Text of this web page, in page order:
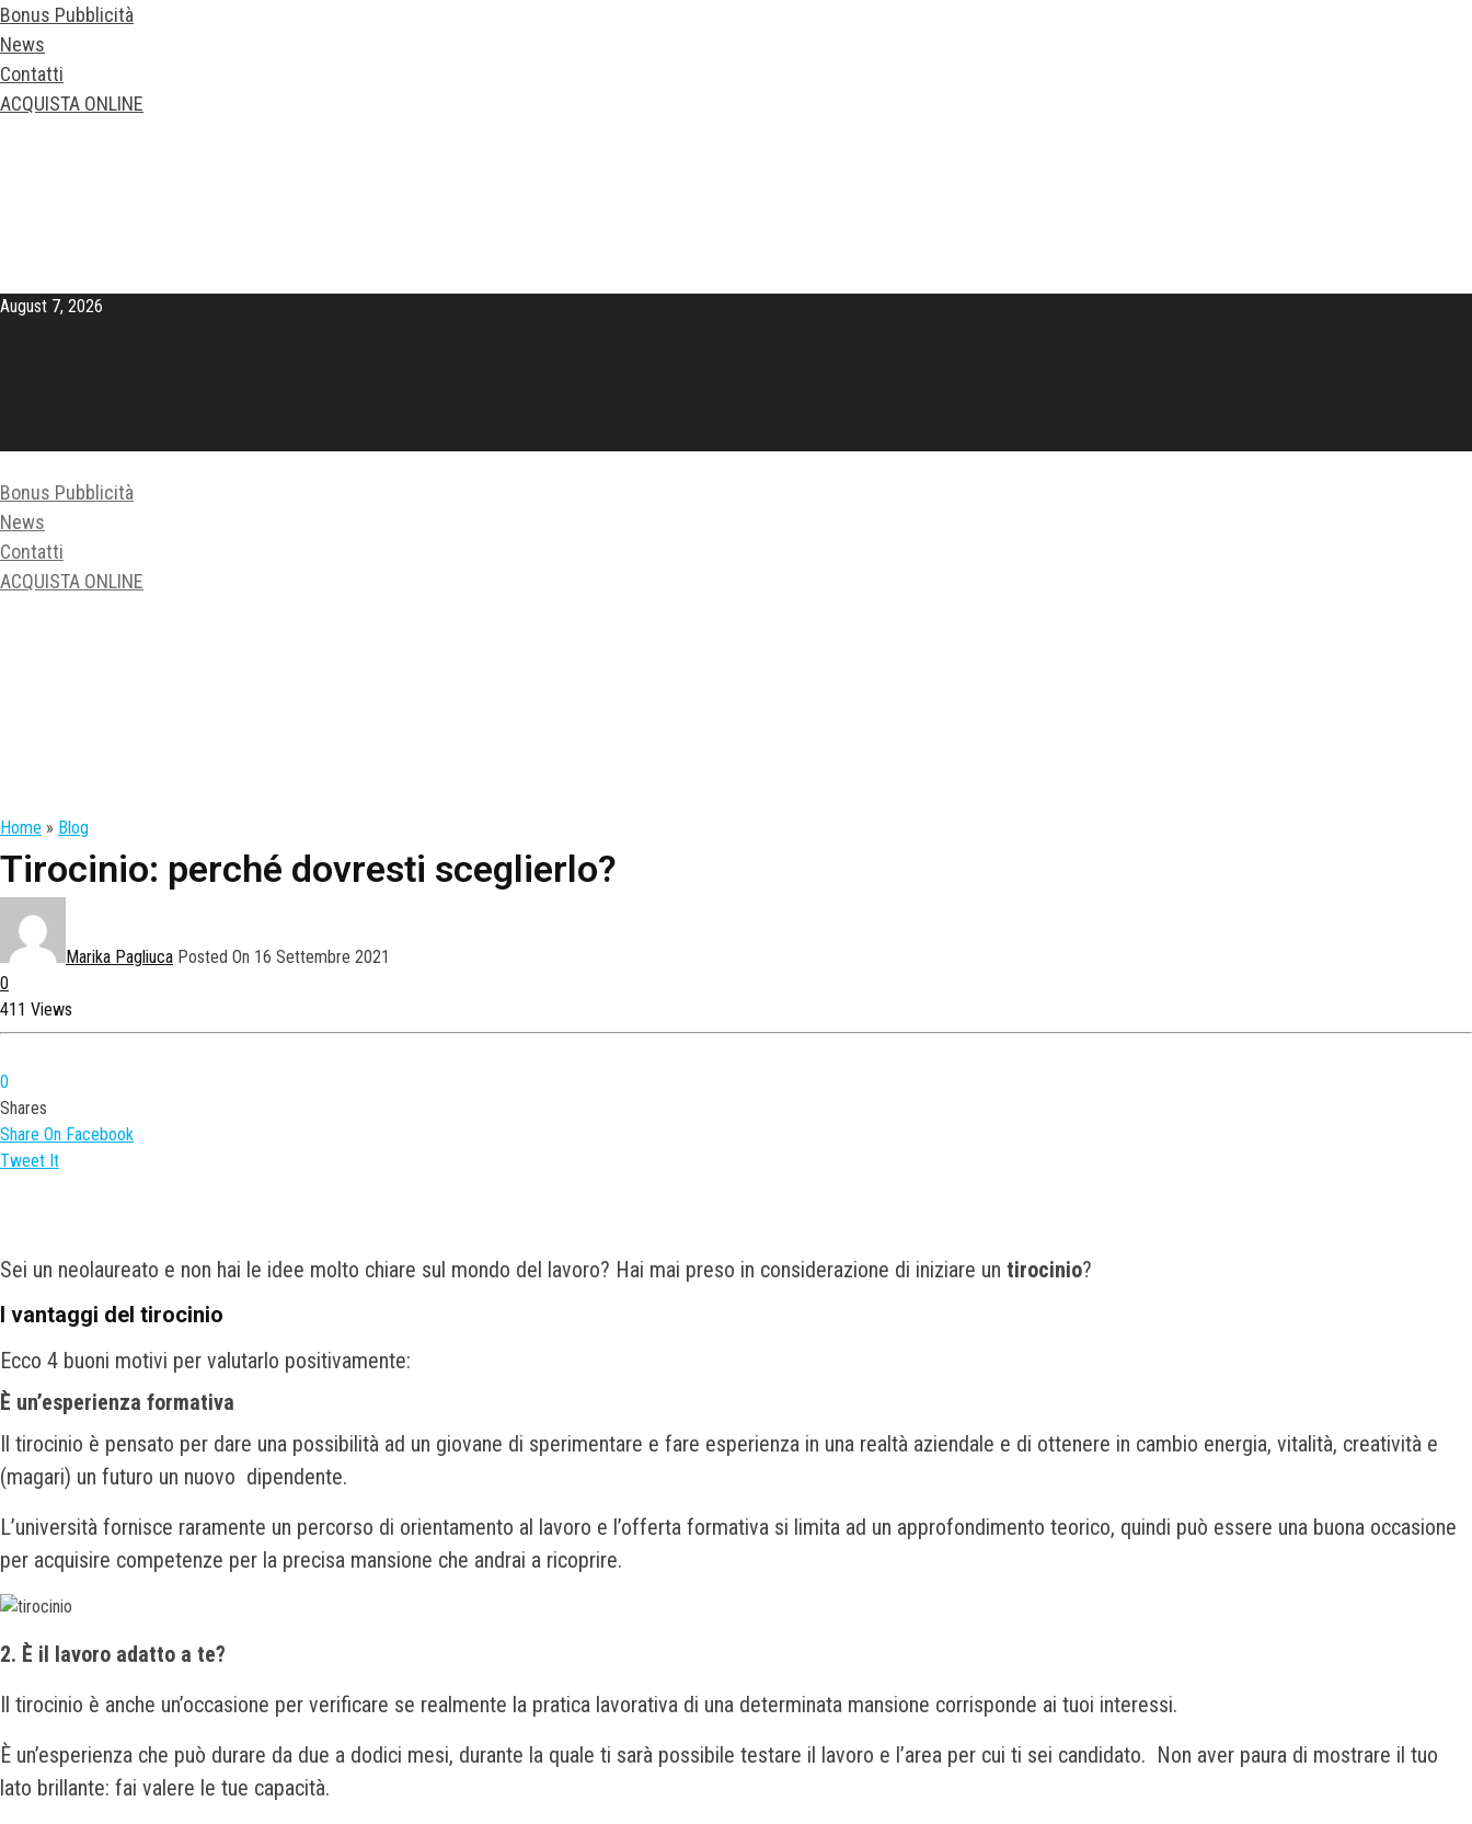
Bonus Pubblicità
News
Contatti
ACQUISTA ONLINE
August 7, 2026
Bonus Pubblicità
News
Contatti
ACQUISTA ONLINE
Home » Blog
Tirocinio: perché dovresti sceglierlo?
Marika Pagliuca Posted On 16 Settembre 2021
0
411 Views
0
Shares
Share On Facebook
Tweet It
Sei un neolaureato e non hai le idee molto chiare sul mondo del lavoro? Hai mai preso in considerazione di iniziare un tirocinio?
I vantaggi del tirocinio
Ecco 4 buoni motivi per valutarlo positivamente:
È un’esperienza formativa
Il tirocinio è pensato per dare una possibilità ad un giovane di sperimentare e fare esperienza in una realtà aziendale e di ottenere in cambio energia, vitalità, creatività e
(magari) un futuro un nuovo dipendente.
L’università fornisce raramente un percorso di orientamento al lavoro e l’offerta formativa si limita ad un approfondimento teorico, quindi può essere una buona occasione
per acquisire competenze per la precisa mansione che andrai a ricoprire.
2. È il lavoro adatto a te?
Il tirocinio è anche un’occasione per verificare se realmente la pratica lavorativa di una determinata mansione corrisponde ai tuoi interessi.
È un’esperienza che può durare da due a dodici mesi, durante la quale ti sarà possibile testare il lavoro e l’area per cui ti sei candidato. Non aver paura di mostrare il tuo
lato brillante: fai valere le tue capacità.